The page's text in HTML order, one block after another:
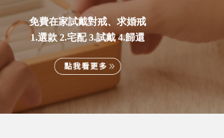
免費在家試戴對戒、求婚戒
1.選款 2.宅配 3.試戴 4.歸還